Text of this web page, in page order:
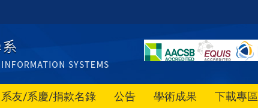
系友/系慶/捐款名錄 公告 學術成果 下載專區